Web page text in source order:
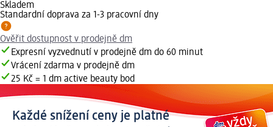
Skladem
Standardní doprava za 1-3 pracovní dny
Ověřit dostupnost v prodejně dm
Expresní vyzvednutí v prodejně dm do 60 minut
Vrácení zdarma v prodejně dm
25 Kč = 1 dm active beauty bod
Každé snížení ceny je platné